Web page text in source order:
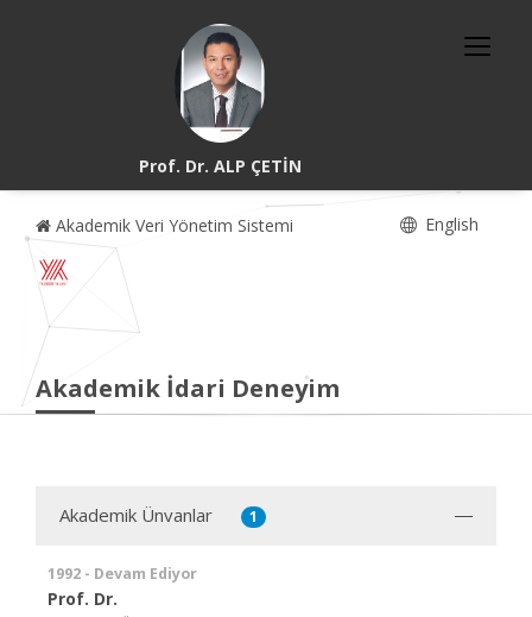
Prof. Dr. ALP ÇETİN
Akademik Veri Yönetim Sistemi English
Akademik İdari Deneyim
Akademik Ünvanlar 1
1992 - Devam Ediyor
Prof. Dr.